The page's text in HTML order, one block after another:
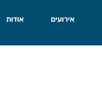
אירועים אודות